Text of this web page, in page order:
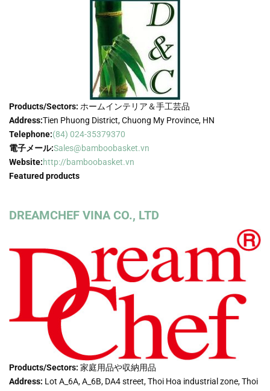
Products/Sectors: ホームインテリア＆手工芸品
Address:Tien Phuong District, Chuong My Province, HN
Telephone:(84) 024-35379370
電子メール:Sales@bamboobasket.vn
Website:http://bamboobasket.vn
Featured products
DREAMCHEF VINA CO., LTD
Products/Sectors: 家庭用品や収納用品
Address: Lot A_6A, A_6B, DA4 street, Thoi Hoa industrial zone, Thoi